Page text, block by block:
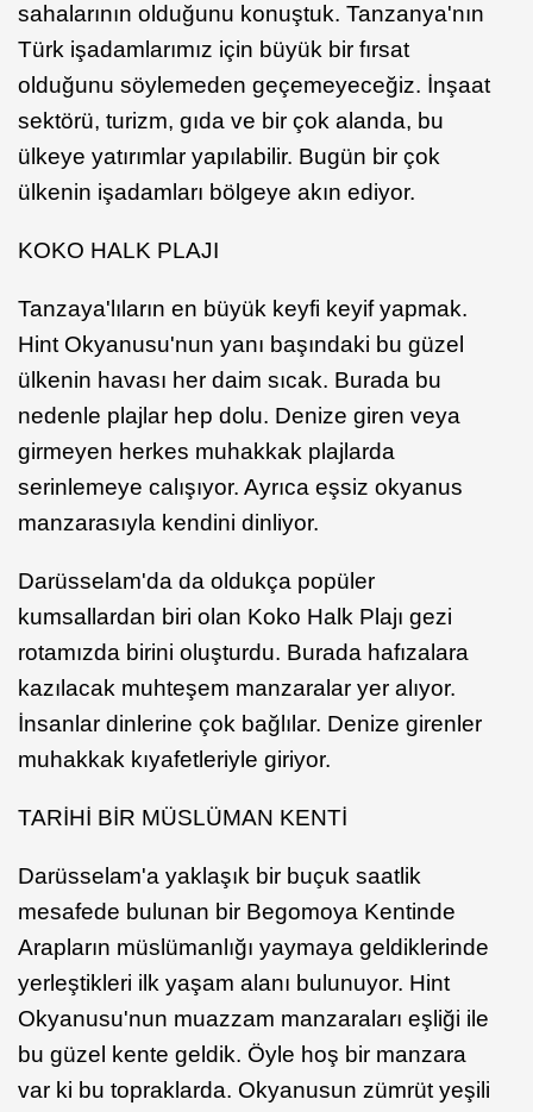
sahalarının olduğunu konuştuk. Tanzanya'nın
Türk işadamlarımız için büyük bir fırsat
olduğunu söylemeden geçemeyeceğiz. İnşaat
sektörü, turizm, gıda ve bir çok alanda, bu
ülkeye yatırımlar yapılabilir. Bugün bir çok
ülkenin işadamları bölgeye akın ediyor.
KOKO HALK PLAJI
Tanzaya'lıların en büyük keyfi keyif yapmak.
Hint Okyanusu'nun yanı başındaki bu güzel
ülkenin havası her daim sıcak. Burada bu
nedenle plajlar hep dolu. Denize giren veya
girmeyen herkes muhakkak plajlarda
serinlemeye calışıyor. Ayrıca eşsiz okyanus
manzarasıyla kendini dinliyor.
Darüsselam'da da oldukça popüler
kumsallardan biri olan Koko Halk Plajı gezi
rotamızda birini oluşturdu. Burada hafızalara
kazılacak muhteşem manzaralar yer alıyor.
İnsanlar dinlerine çok bağlılar. Denize girenler
muhakkak kıyafetleriyle giriyor.
TARİHİ BİR MÜSLÜMAN KENTİ
Darüsselam'a yaklaşık bir buçuk saatlik
mesafede bulunan bir Begomoya Kentinde
Arapların müslümanlığı yaymaya geldiklerinde
yerleştikleri ilk yaşam alanı bulunuyor. Hint
Okyanusu'nun muazzam manzaraları eşliği ile
bu güzel kente geldik. Öyle hoş bir manzara
var ki bu topraklarda. Okyanusun zümrüt yeşili